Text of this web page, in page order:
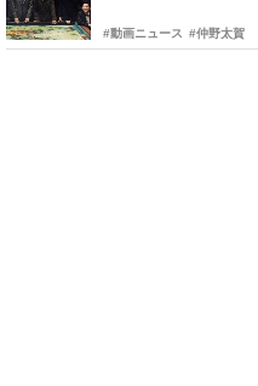
#動画ニュース #仲野太賀